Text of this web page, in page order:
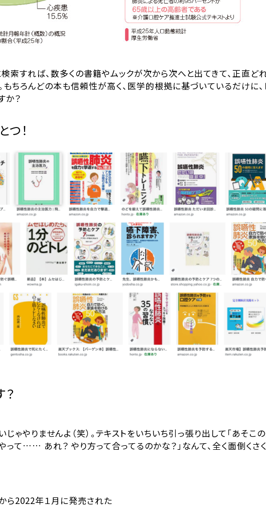
索すれば、数多くの書籍やムックが次から次へと出てきて、正直ど
ちろんどの本も信頼性が高く、医学的根拠に基づいているだけに、
か？
つ！
ゃやりませんよ（笑）。テキストをいちいち引っ張り出して「あそこ
って…… あれ？ やり方って合ってるのかな？」なんて、全く面倒くさ
ら2022年１月に発売された――